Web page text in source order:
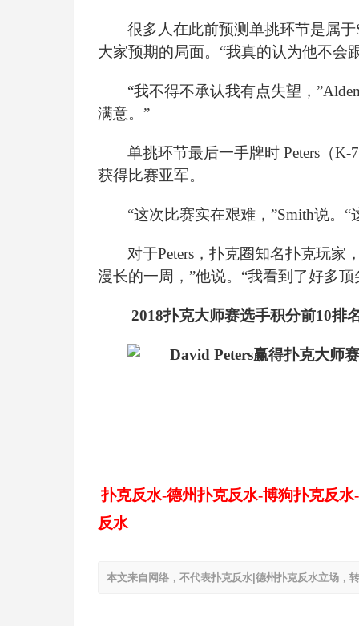
很多人在此前预测单挑环节是属于
大家预期的局面。“我真的认为他不会
“我不得不承认我有点失望，
满意。”
单挑环节最后一手牌时 Peters（
获得比赛亚军。
“这次比赛实在艰难，”Smith说。
对于Peters，扑克圈知名扑克玩家
漫长的一周，”他说。“我看到了好多
2018扑克大师赛选手积分前10排
扑克反水-德州扑克反水-博狗扑克反
反水
本文来自网络，不代表扑克反水|德州扑克反水立场